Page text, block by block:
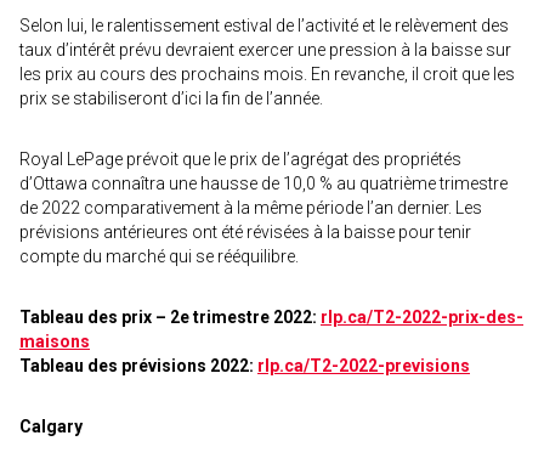
Selon lui, le ralentissement estival de l’activité et le relèvement des
taux d’intérêt prévu devraient exercer une pression à la baisse sur
les prix au cours des prochains mois. En revanche, il croit que les
prix se stabiliseront d’ici la fin de l’année.
Royal LePage prévoit que le prix de l’agrégat des propriétés
d’Ottawa connaîtra une hausse de 10,0 % au quatrième trimestre
de 2022 comparativement à la même période l’an dernier. Les
prévisions antérieures ont été révisées à la baisse pour tenir
compte du marché qui se rééquilibre.
Tableau des prix – 2e trimestre 2022: rlp.ca/T2-2022-prix-des-
maisons
Tableau des prévisions 2022: rlp.ca/T2-2022-previsions
Calgary